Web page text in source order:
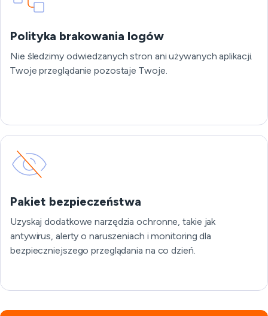
Polityka brakowania logów
Nie śledzimy odwiedzanych stron ani używanych aplikacji.
Twoje przeglądanie pozostaje Twoje.
Pakiet bezpieczeństwa
Uzyskaj dodatkowe narzędzia ochronne, takie jak
antywirus, alerty o naruszeniach i monitoring dla
bezpieczniejszego przeglądania na co dzień.